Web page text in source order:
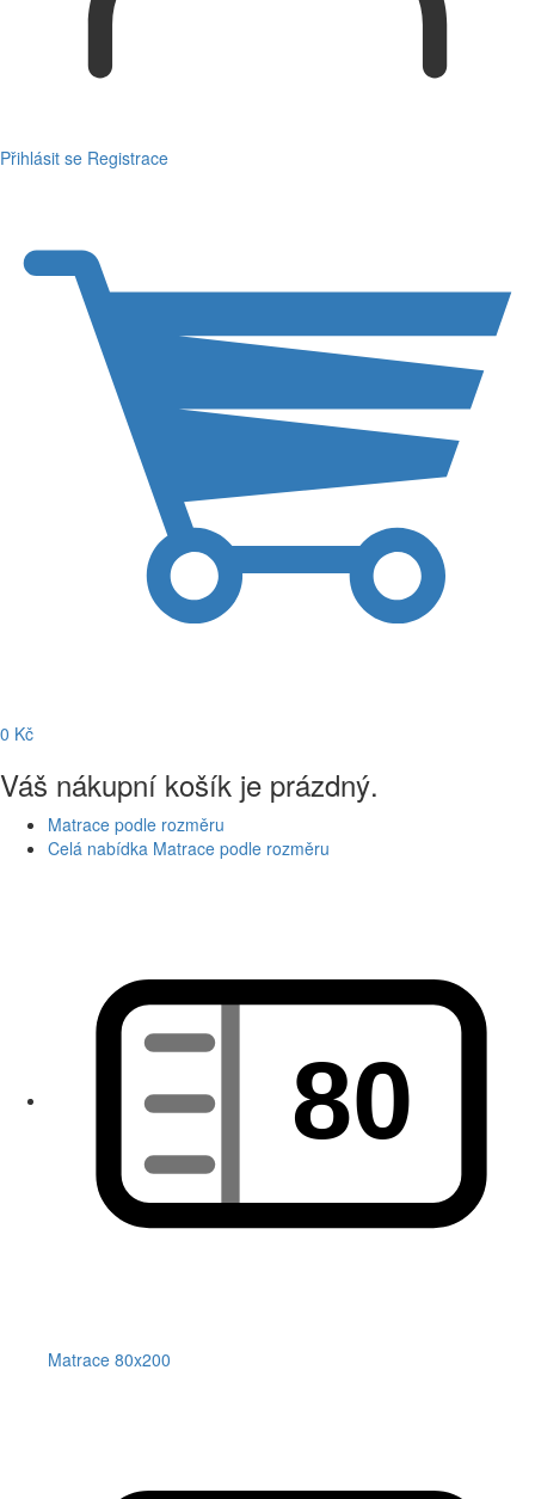
Přihlásit se Registrace
0 Kč
Váš nákupní košík je prázdný.
Matrace podle rozměru
Celá nabídka Matrace podle rozměru
Matrace 80x200